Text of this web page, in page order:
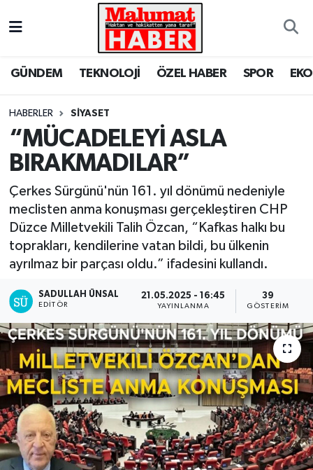
GÜNDEM TEKNOLOJİ ÖZEL HABER SPOR
HABERLER SİYASET
“MÜCADELEYİ ASLA
BIRAKMADILAR”
Çerkes Sürgünü'nün 161. yıl dönümü nedeniyle
meclisten anma konuşması gerçekleştiren CHP
Düzce Milletvekili Talih Özcan, “Kafkas halkı bu
toprakları, kendilerine vatan bildi, bu ülkenin
ayrılmaz bir parçası oldu.” ifadesini kullandı.
SADULLAH ÜNSAL
EDITÖR
21.05.2025 - 16:45
YAYINLANMA
39
GÖSTERIM
Nöbetçi Eczaneler
Trafik Durumu
Süper Lig Puan Durumu ve Fikstür
Tüm Manşetler
Son Dakika Haberleri
Haber Arşivi